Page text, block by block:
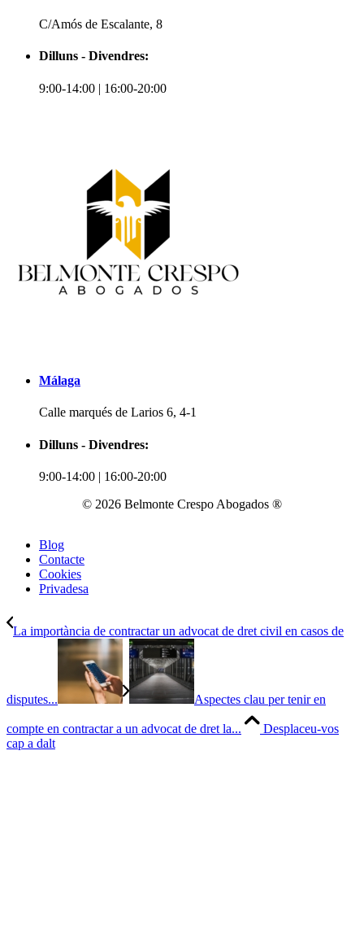
C/Amós de Escalante, 8
Dilluns - Divendres:
9:00-14:00 | 16:00-20:00
Málaga
Calle marqués de Larios 6, 4-1
Dilluns - Divendres:
9:00-14:00 | 16:00-20:00
© 2026 Belmonte Crespo Abogados ®
Blog
Contacte
Cookies
Privadesa
La importància de contractar un advocat de dret civil en casos de
disputes... Aspectes clau per tenir en
compte en contractar a un advocat de dret la...
Desplaceu-vos
cap a dalt